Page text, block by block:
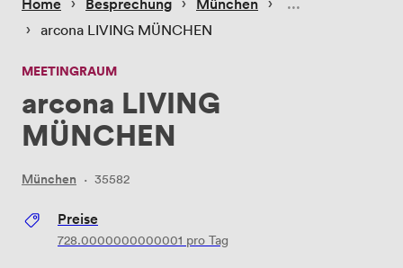
› arcona LIVING MÜNCHEN
MEETINGRAUM
arcona LIVING
MÜNCHEN
München · 35582
Preise
728.0000000000001 pro Tag